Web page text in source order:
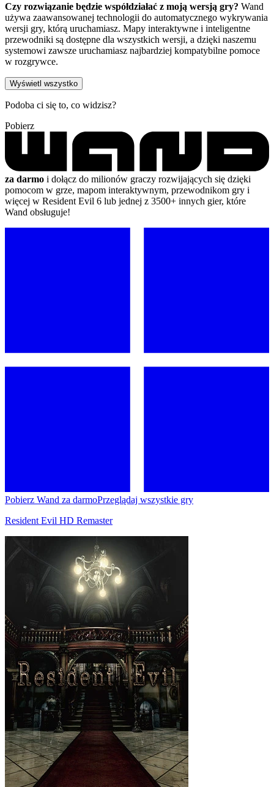
Czy rozwiązanie będzie współdziałać z moją wersją gry? Wand
używa zaawansowanej technologii do automatycznego wykrywania
wersji gry, którą uruchamiasz. Mapy interaktywne i inteligentne
przewodniki są dostępne dla wszystkich wersji, a dzięki naszemu
systemowi zawsze uruchamiasz najbardziej kompatybilne pomoce
w rozgrywce.
Wyświetl wszystko
Podoba ci się to, co widzisz?
Pobierz
za darmo i dołącz do milionów graczy rozwijających się dzięki
pomocom w grze, mapom interaktywnym, przewodnikom gry i
więcej w Resident Evil 6 lub jednej z 3500+ innych gier, które
Wand obsługuje!
Pobierz Wand za darmoPrzeglądaj wszystkie gry
Resident Evil HD Remaster